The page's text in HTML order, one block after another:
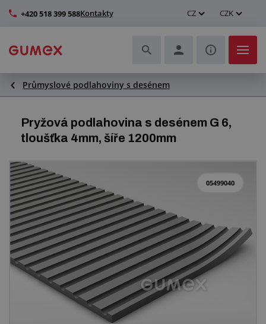
+420 518 399 588Kontakty CZ CZK
Hadice a jejich kompletace
Profily a výroba těsnění
Dopravníkové pásy a montáž
Zlepšení pracovního prostředí
Další pryžové a plastové výrobky
Centrum poptávek
Průmyslové podlahoviny s desénem
Pryžová podlahovina s desénem G 6,
tloušťka 4mm, šíře 1200mm
05499040